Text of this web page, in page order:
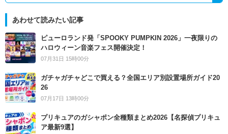
あわせて読みたい記事
ピューロランド発「SPOOKY PUMPKIN 2026」一夜限りの
ハロウィーン音楽フェス開催決定！
07月31日 15時00分
ガチャガチャどこで買える？全国エリア別設置場所ガイド20
26
07月17日 13時00分
プリキュアのガシャポン全種類まとめ2026【名探偵プリキュ
ア最新9選】